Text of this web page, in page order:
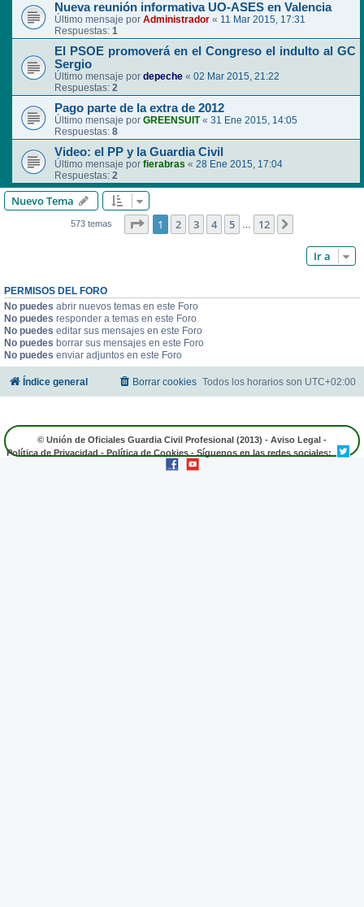
Nueva reunión informativa UO-ASES en Valencia
Último mensaje por Administrador « 11 Mar 2015, 17:31
Respuestas: 1
El PSOE promoverá en el Congreso el indulto al GC
Sergio
Último mensaje por depeche « 02 Mar 2015, 21:22
Respuestas: 2
Pago parte de la extra de 2012
Último mensaje por GREENSUIT« 31 Ene 2015, 14:05
Respuestas: 8
Video: el PP y la Guardia Civil
Último mensaje por fierabras « 28 Ene 2015, 17:04
Respuestas: 2
Nuevo Tema
573 temas Página de 12
1 2 3 4 5 … 12
Ir a
PERMISOS DEL FORO
No puedes abrir nuevos temas en este Foro
No puedes responder a temas en este Foro
No puedes editar sus mensajes en este Foro
No puedes borrar sus mensajes en este Foro
No puedes enviar adjuntos en este Foro
Índice general Todos los horarios son UTC+02:00
Borrar cookies
© Unión de Oficiales Guardia Civil Profesional (2013) - Aviso Legal -
Política de Privacidad-Política de Cookies- Síguenos en las redes sociales: